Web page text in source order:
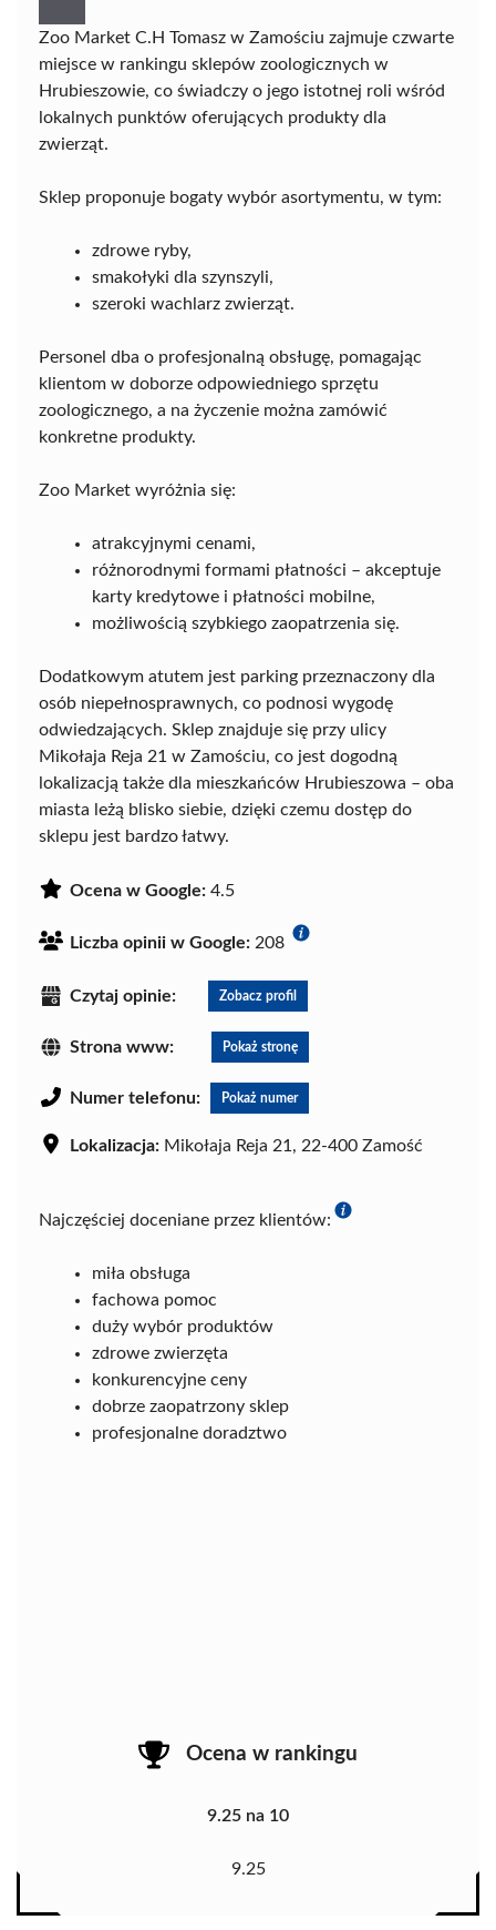
Zoo Market C.H Tomasz w Zamościu zajmuje czwarte
miejsce w rankingu sklepów zoologicznych w
Hrubieszowie, co świadczy o jego istotnej roli wśród
lokalnych punktów oferujących produkty dla
zwierząt.
Sklep proponuje bogaty wybór asortymentu, w tym:
zdrowe ryby,
smakołyki dla szynszyli,
szeroki wachlarz zwierząt.
Personel dba o profesjonalną obsługę, pomagając
klientom w doborze odpowiedniego sprzętu
zoologicznego, a na życzenie można zamówić
konkretne produkty.
Zoo Market wyróżnia się:
atrakcyjnymi cenami,
różnorodnymi formami płatności – akceptuje
karty kredytowe i płatności mobilne,
możliwością szybkiego zaopatrzenia się.
Dodatkowym atutem jest parking przeznaczony dla
osób niepełnosprawnych, co podnosi wygodę
odwiedzających. Sklep znajduje się przy ulicy
Mikołaja Reja 21 w Zamościu, co jest dogodną
lokalizacją także dla mieszkańców Hrubieszowa – oba
miasta leżą blisko siebie, dzięki czemu dostęp do
sklepu jest bardzo łatwy.
Ocena w Google: 4.5
Liczba opinii w Google: 208
Czytaj opinie: Zobacz profil
Strona www: Pokaż stronę
Numer telefonu: Pokaż numer
Lokalizacja: Mikołaja Reja 21, 22-400 Zamość
Najczęściej doceniane przez klientów:
miła obsługa
fachowa pomoc
duży wybór produktów
zdrowe zwierzęta
konkurencyjne ceny
dobrze zaopatrzony sklep
profesjonalne doradztwo
Ocena w rankingu
9.25 na 10
9.25